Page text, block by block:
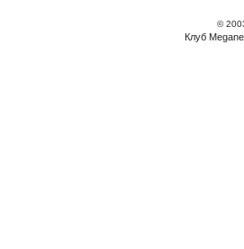
©
Клуб